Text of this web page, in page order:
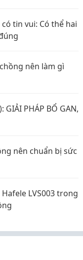
tin vui: Có thể hai
nên làm gì
GIẢI PHÁP BỔ GAN,
nên chuẩn bị sức
LVS003 trong